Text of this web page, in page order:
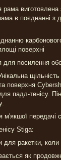
виготовлена
в поєднанні
поверхні
посилення
поверхня
падл-тенісу.
м'якшої
Stiga:
ракетки, коли
як